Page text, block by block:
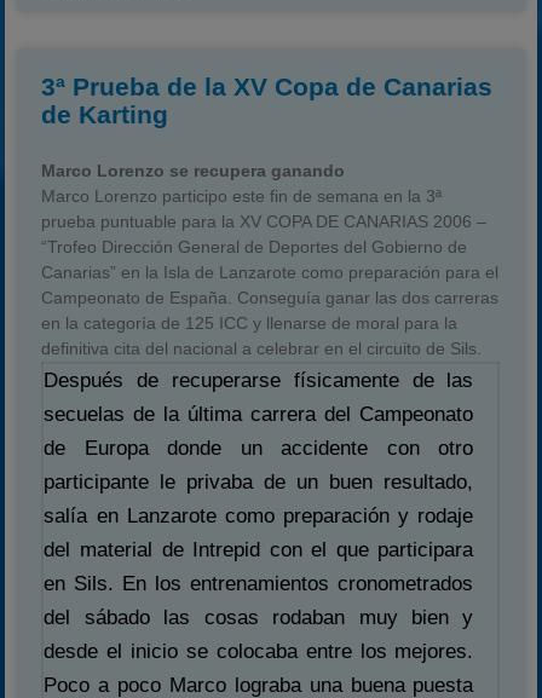
3ª Prueba de la XV Copa de Canarias
de Karting
Marco Lorenzo se recupera ganando
Marco Lorenzo participo este fin de semana en la 3ª
prueba puntuable para la XV COPA DE CANARIAS 2006 –
“Trofeo Dirección General de Deportes del Gobierno de
Canarias” en la Isla de Lanzarote como preparación para el
Campeonato de España. Conseguía ganar las dos carreras
en la categoría de 125 ICC y llenarse de moral para la
definitiva cita del nacional a celebrar en el circuito de Sils.
Después de recuperarse físicamente de las
secuelas de la última carrera del Campeonato
de Europa donde un accidente con otro
participante le privaba de un buen resultado,
salía en Lanzarote como preparación y rodaje
del material de Intrepid con el que participara
en Sils. En los entrenamientos cronometrados
del sábado las cosas rodaban muy bien y
desde el inicio se colocaba entre los mejores.
Poco a poco Marco lograba una buena puesta